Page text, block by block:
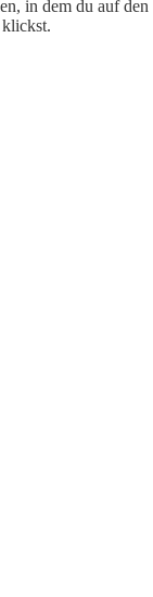
in dem du auf den